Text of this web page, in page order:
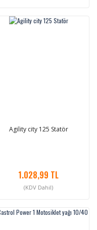
Agility city 125 Statör
1.028,99 TL
(KDV Dahil)